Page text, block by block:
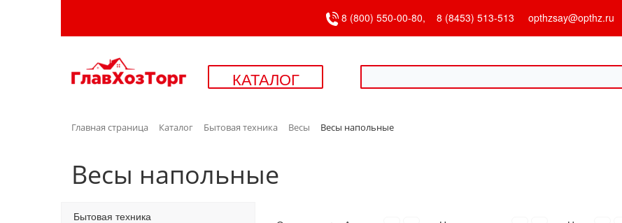
8 (800) 550-00-80, 8 (8453) 513-513 opthzsay@opthz.ru
КАТАЛОГ
Главная страница Каталог Бытовая техника Весы Весы напольные
Весы напольные
Бытовая техника